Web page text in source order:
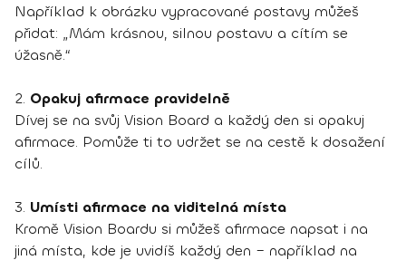
Například k obrázku vypracované postavy můžeš
přidat: „Mám krásnou, silnou postavu a cítím se
úžasně.“
2. Opakuj afirmace pravidelně
Dívej se na svůj Vision Board a každý den si opakuj
afirmace. Pomůže ti to udržet se na cestě k dosažení
cílů.
3. Umísti afirmace na viditelná místa
Kromě Vision Boardu si můžeš afirmace napsat i na
jiná místa, kde je uvidíš každý den – například na